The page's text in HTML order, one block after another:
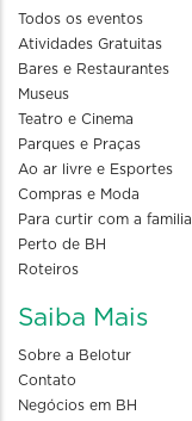
Todos os eventos
Atividades Gratuitas
Bares e Restaurantes
Museus
Teatro e Cinema
Parques e Praças
Ao ar livre e Esportes
Compras e Moda
Para curtir com a familia
Perto de BH
Roteiros
Saiba Mais
Sobre a Belotur
Contato
Negócios em BH